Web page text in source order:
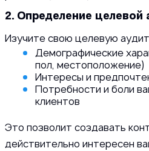
2. Определение целевой
Изучите свою целевую
Демографические
пол, местоположение)
Интересы и
Потребности и боли
клиентов
Это позволит создавать
действительно интересен